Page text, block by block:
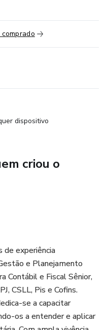
que sua declaração esteja
fiscais.
fiscal e evitar as
2026 de forma prática,
fiscal da sua
o seu aprendizado.
dispositivo
criou o
de experiência
e Planejamento
Contábil e Fiscal Sênior,
CSLL, Pis e Cofins.
se a capacitar
os a entender e aplicar